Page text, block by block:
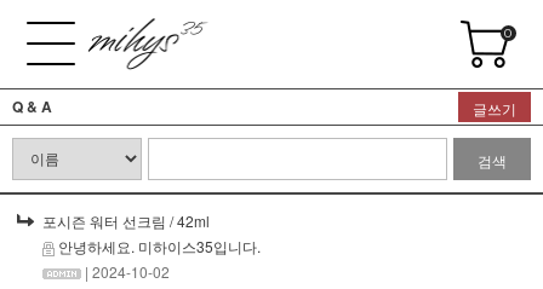
0
Q & A 글쓰기
검색
포시즌 워터 선크림 / 42ml
안녕하세요. 미하이스35입니다.
| 2024-10-02